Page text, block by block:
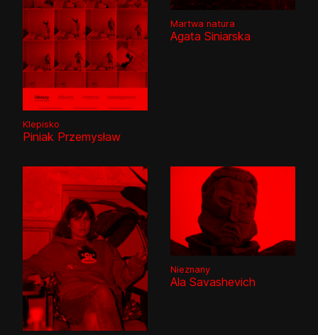
Klepisko
Piniak Przemysław
Martwa natura
Agata Siniarska
Nieznany
Ala Savashevich